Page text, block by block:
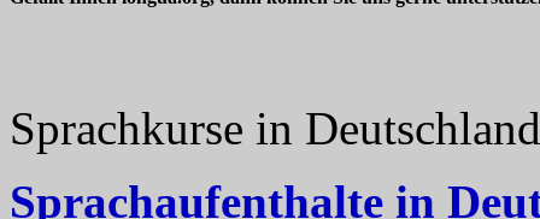
Sprachkurse in
Sprachaufenthalte in